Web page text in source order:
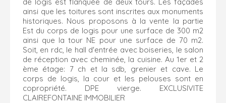
ainsi que les toitures sont inscrites aux monuments
historiques. Nous proposons à la vente la partie
Est du corps de logis pour une surface de 300 m2
ainsi que la tour NE pour une surface de 70 m2.
Soit, en rdc, le hall d'entrée avec boiseries, le salon
de réception avec cheminée, la cuisine. Au 1er et 2
ème étage: 7 ch et la sdb, grenier et cave. Le
corps de logis, la cour et les pelouses sont en
copropriété. DPE vierge. EXCLUSIVITE
CLAIREFONTAINE IMMOBILIER